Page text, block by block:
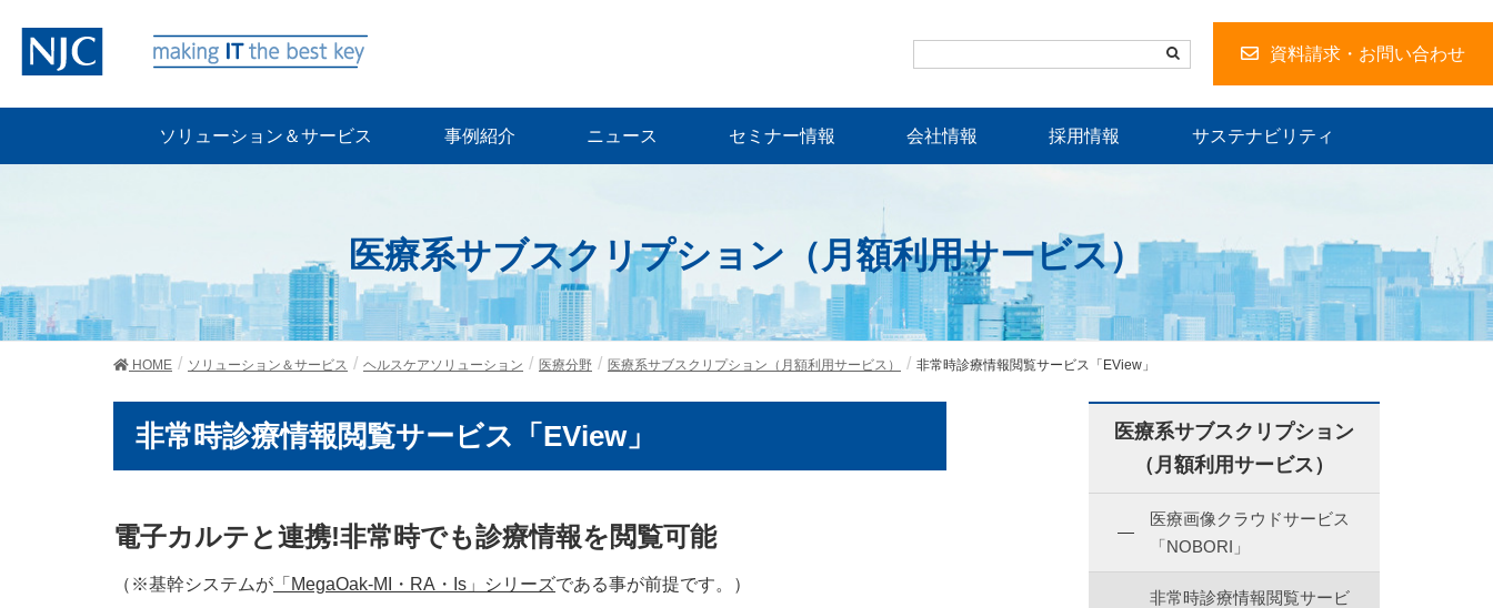
資料請求・お問い合わせ
ソリューション＆サービス 事例紹介 ニュース セミナー情報 会社情報 採用情報 サステナビリティ
医療系サブスクリプション（月額利用サービス）
HOME ソリューション＆サービス ヘルスケアソリューション 医療分野 医療系サブスクリプション（月額利用サービス） 非常時診療情報閲覧サービス「EView」
非常時診療情報閲覧サービス「EView」
電子カルテと連携!非常時でも診療情報を閲覧可能
（※基幹システムが 「MegaOak-MI・RA・Is」シリーズである事が前提です。）
医療系サブスクリプション
（月額利用サービス）
医療画像クラウドサービス
「NOBORI」
非常時診療情報閲覧サービ